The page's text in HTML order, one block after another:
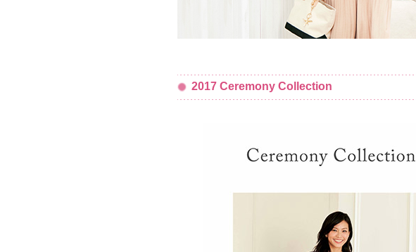
2017 Ceremony Collection